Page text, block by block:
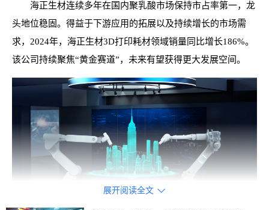
海正生材连续多年在国内聚乳酸市场保持市占率第一，龙
头地位稳固。得益于下游应用的拓展以及持续增长的市场需
求，2024年，海正生材3D打印耗材领域销量同比增长186%。
该公司持续聚焦“黄金赛道”，未来有望获得更大发展空间。
展开阅读全文 